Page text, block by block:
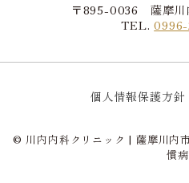
〒895-0036 薩摩川
TEL.
個人情報保護方針
© 川内内科クリニック | 薩摩川内
慣